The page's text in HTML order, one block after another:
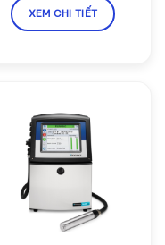
XEM CHI TIẾT